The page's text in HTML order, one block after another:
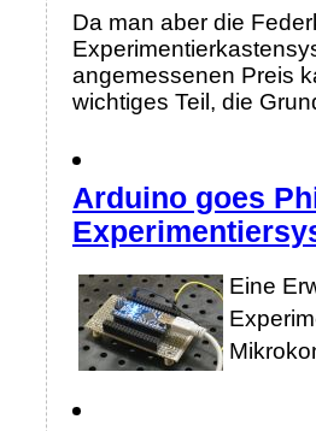
Da man aber die
angemessenen Preis
wichtiges Teil, die
Arduino goes
Eine